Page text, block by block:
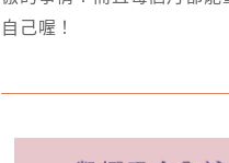
自己喔！